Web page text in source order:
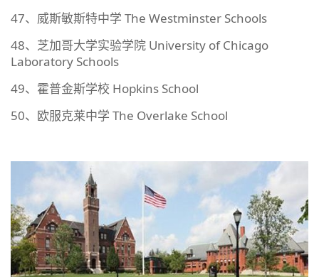
47、威斯敏斯特中学 The Westminster Schools
48、芝加哥大学实验学院 University of Chicago
Laboratory Schools
49、霍普金斯学校 Hopkins School
50、欧服克莱中学 The Overlake School